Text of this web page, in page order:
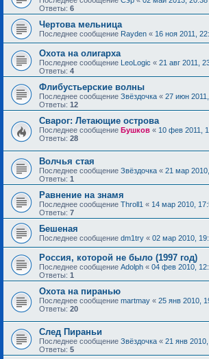
Ответы: 6
Чертова мельница
Последнее сообщение Rayden « 16 ноя 2011,
Охота на олигарха
Последнее сообщение LeoLogic « 21 авг 2011,
Ответы: 4
Флибустьерские волны
Последнее сообщение Звёздочка « 27 июн
Ответы: 12
Сварог: Летающие острова
Последнее сообщение Бушков « 10 фев 2011,
Ответы: 28
Волчья стая
Последнее сообщение Звёздочка « 21 мар
Ответы: 1
Равнение на знамя
Последнее сообщение Throll1 « 14 мар 2010,
Ответы: 7
Бешеная
Последнее сообщение dm1try « 02 мар 2010,
Россия, которой не было (1997 год)
Последнее сообщение Adolph « 04 фев 2010,
Ответы: 1
Охота на пиранью
Последнее сообщение martmay « 25 янв 2010,
Ответы: 20
След Пираньи
Последнее сообщение Звёздочка « 21 янв
Ответы: 5